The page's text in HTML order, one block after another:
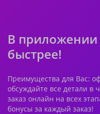
В приложении
быстрее!
Преимущества для Вас:
обсуждайте все детали в
заказ онлайн на всех
бонусы за каждый заказ!